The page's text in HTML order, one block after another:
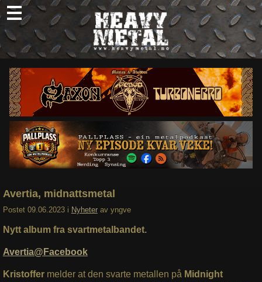
Skip
to
content
Nyheter
Omtaler
Intervjuer
Om oss
Abonner
Søk
Avertia, midnattsmetal
Postet 09.06.2023 i Nyheter av yngve
Nytt album fra svartmetalbandet.
Avertia@Facebook
Kristoffer melder at den svarte metallen på Midnight